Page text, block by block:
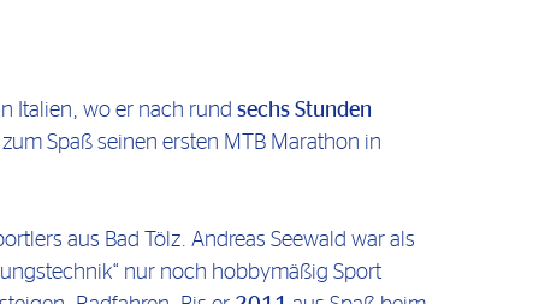
Italien, wo er nach rund sechs Stunden
Spaß seinen ersten MTB Marathon in
aus Bad Tölz. Andreas Seewald war als
nur noch hobbymäßig Sport